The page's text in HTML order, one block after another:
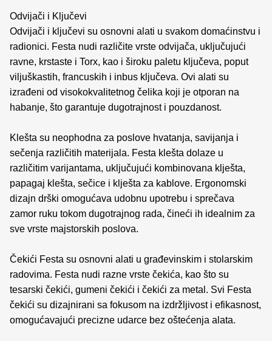
Odvijači i Ključevi
Odvijači i ključevi su osnovni alati u svakom domaćinstvu i
radionici. Festa nudi različite vrste odvijača, uključujući
ravne, krstaste i Torx, kao i široku paletu ključeva, poput
viljuškastih, francuskih i inbus ključeva. Ovi alati su
izrađeni od visokokvalitetnog čelika koji je otporan na
habanje, što garantuje dugotrajnost i pouzdanost.
Klešta su neophodna za poslove hvatanja, savijanja i
sečenja različitih materijala. Festa klešta dolaze u
različitim varijantama, uključujući kombinovana klješta,
papagaj klešta, sečice i klješta za kablove. Ergonomski
dizajn drški omogućava udobnu upotrebu i sprečava
zamor ruku tokom dugotrajnog rada, čineći ih idealnim za
sve vrste majstorskih poslova.
Čekići Festa su osnovni alati u građevinskim i stolarskim
radovima. Festa nudi razne vrste čekića, kao što su
tesarski čekići, gumeni čekići i čekići za metal. Svi Festa
čekići su dizajnirani sa fokusom na izdržljivost i efikasnost,
omogućavajući precizne udarce bez oštećenja alata.